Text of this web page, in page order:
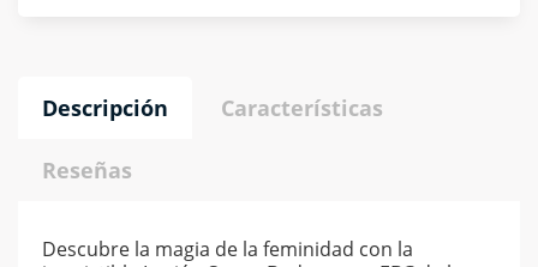
Descripción Características
Reseñas
Descubre la magia de la feminidad con la